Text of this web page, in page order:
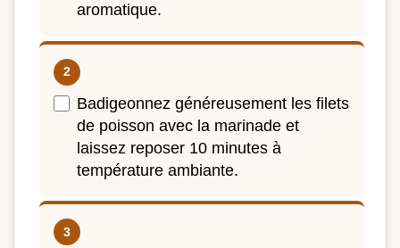
aromatique.
Badigeonnez généreusement les filets
de poisson avec la marinade et
laissez reposer 10 minutes à
température ambiante.